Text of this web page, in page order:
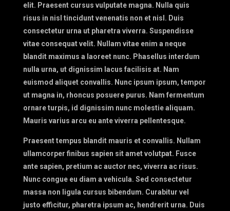
elit. Praesent cursus vulputate magna. Nulla quis
risus in nisl tincidunt venenatis non et nisl. Duis
consectetur urna ut pharetra viverra. Suspendisse
vitae consequat velit. Nullam vitae enim a neque
blandit maximus a laoreet nunc. Phasellus interdum
nulla urna, ut dignissim lacus facilisis at. Nam
euismod aliquet convallis. Nunc ipsum ipsum, tempor
ut magna in, rhoncus posuere purus. Nam fermentum
ornare turpis, id dignissim nunc molestie aliquam.
Mauris varius arcu eu ante viverra pellentesque.
Praesent tempus blandit mauris et convallis. Nullam
ullamcorper finibus sapien sit amet volutpat. Fusce
ante sapien, pretium ac auctor nec, viverra ac risus.
Nunc congue eu diam a vehicula. Sed consectetur
massa non ligula cursus bibendum. Curabitur vel
justo efficitur, pharetra ipsum ac, hendrerit urna. Duis